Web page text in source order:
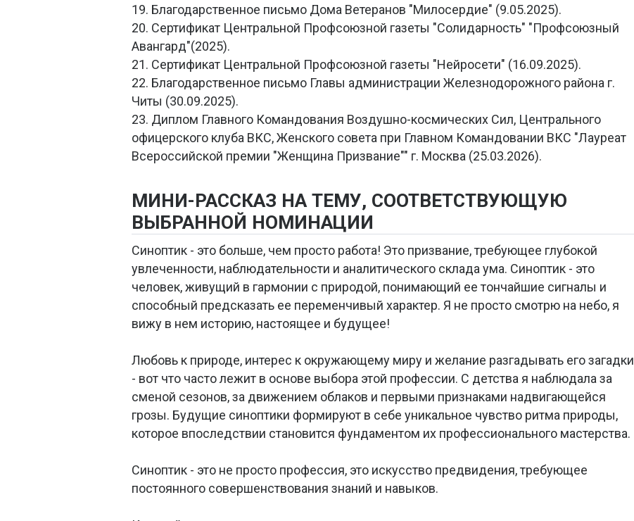
19. Благодарственное письмо Дома Ветеранов "Милосердие" (9.05.2025).
20. Сертификат Центральной Профсоюзной газеты "Солидарность" "Профсоюзный
Авангард"(2025).
21. Сертификат Центральной Профсоюзной газеты "Нейросети" (16.09.2025).
22. Благодарственное письмо Главы администрации Железнодорожного района г.
Читы (30.09.2025).
23. Диплом Главного Командования Воздушно-космических Сил, Центрального
офицерского клуба ВКС, Женского совета при Главном Командовании ВКС "Лауреат
Всероссийской премии "Женщина Призвание"" г. Москва (25.03.2026).
МИНИ-РАССКАЗ НА ТЕМУ, СООТВЕТСТВУЮЩУЮ
ВЫБРАННОЙ НОМИНАЦИИ
Синоптик - это больше, чем просто работа! Это призвание, требующее глубокой
увлеченности, наблюдательности и аналитического склада ума. Синоптик - это
человек, живущий в гармонии с природой, понимающий ее тончайшие сигналы и
способный предсказать ее переменчивый характер. Я не просто смотрю на небо, я
вижу в нем историю, настоящее и будущее!
Любовь к природе, интерес к окружающему миру и желание разгадывать его загадки
- вот что часто лежит в основе выбора этой профессии. С детства я наблюдала за
сменой сезонов, за движением облаков и первыми признаками надвигающейся
грозы. Будущие синоптики формируют в себе уникальное чувство ритма природы,
которое впоследствии становится фундаментом их профессионального мастерства.
Синоптик - это не просто профессия, это искусство предвидения, требующее
постоянного совершенствования знаний и навыков.